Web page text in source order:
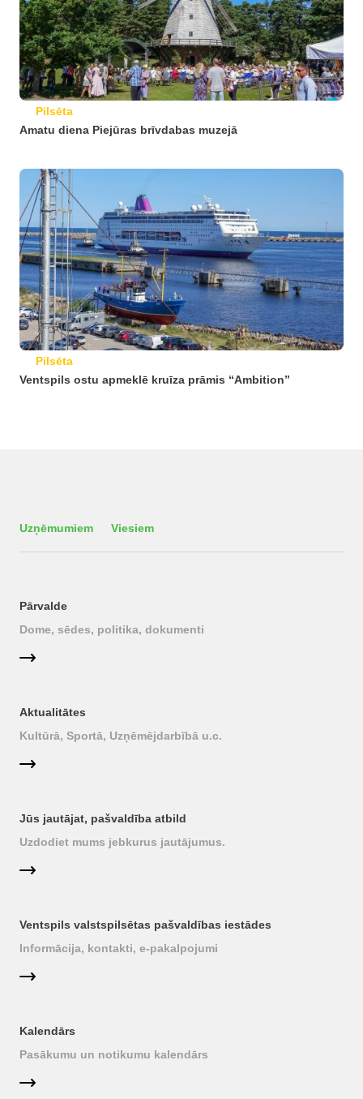
Pilsēta
Amatu diena Piejūras brīvdabas muzejā
Pilsēta
Ventspils ostu apmeklē kruīza prāmis “Ambition”
Uzņēmumiem Viesiem
Pārvalde
Dome, sēdes, politika, dokumenti
Aktualitātes
Kultūrā, Sportā, Uzņēmējdarbībā u.c.
Jūs jautājat, pašvaldība atbild
Uzdodiet mums jebkurus jautājumus.
Ventspils valstspilsētas pašvaldības iestādes
Informācija, kontakti, e-pakalpojumi
Kalendārs
Pasākumu un notikumu kalendārs